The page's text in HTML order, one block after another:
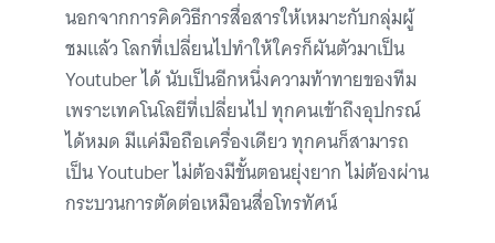
นอกจากการคิดวิธีการสื่อสารให้เหมาะกับกลุ่มผู้
ชมแล้ว โลกที่เปลี่ยนไปทำให้ใครก็ผันตัวมาเป็น
Youtuber ได้ นับเป็นอีกหนึ่งความท้าทายของทีม
เพราะเทคโนโลยีที่เปลี่ยนไป ทุกคนเข้าถึงอุปกรณ์
ได้หมด มีแค่มือถือเครื่องเดียว ทุกคนก็สามารถ
เป็น Youtuber ไม่ต้องมีขั้นตอนยุ่งยาก ไม่ต้องผ่าน
กระบวนการตัดต่อเหมือนสื่อโทรทัศน์